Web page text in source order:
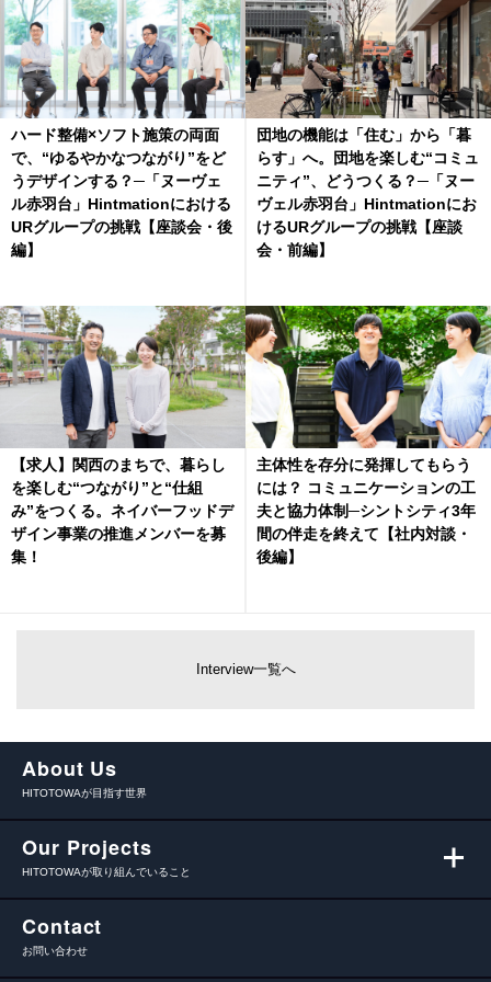
ハード整備×ソフト施策の両面
で、“ゆるやかなつながり”をど
うデザインする？─「ヌーヴェ
ル赤羽台」Hintmationにおける
URグループの挑戦【座談会・後
編】
団地の機能は「住む」から「暮
らす」へ。団地を楽しむ“コミュ
ニティ”、どうつくる？─「ヌー
ヴェル赤羽台」Hintmationにお
けるURグループの挑戦【座談
会・前編】
【求人】関西のまちで、暮らし
を楽しむ“つながり”と“仕組
み”をつくる。ネイバーフッドデ
ザイン事業の推進メンバーを募
集！
主体性を存分に発揮してもらう
には？ コミュニケーションの工
夫と協力体制─シントシティ3年
間の伴走を終えて【社内対談・
後編】
Interview一覧へ
About Us
HITOTOWAが目指す世界
Our Projects
HITOTOWAが取り組んでいること
Contact
お問い合わせ